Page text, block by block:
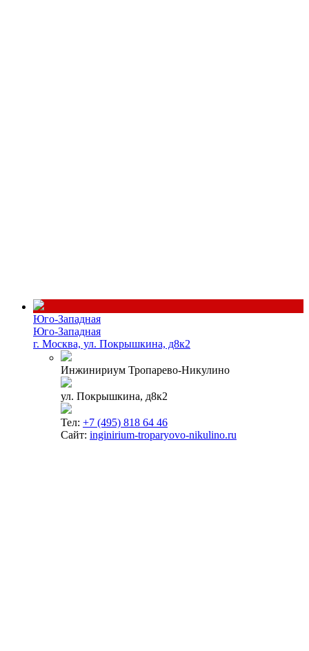
Юго-Западная
Юго-Западная
г. Москва, ул. Покрышкина, д8к2
Инжинириум Тропарево-Никулино
ул. Покрышкина, д8к2
Тел: +7 (495) 818 64 46
Сайт: inginirium-troparyovo-nikulino.ru